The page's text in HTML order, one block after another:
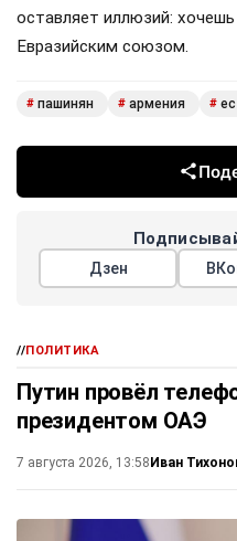
оставляет иллюзий:
Евразийским союзом.
# пашинян # армения # ес
Дзен
//ПОЛИТИКА
Путин провёл
президентом ОАЭ
7 августа 2026, 13:58Иван